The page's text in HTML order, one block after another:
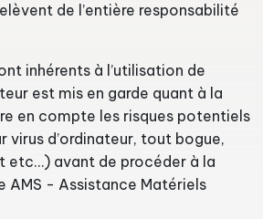
de l’entière responsabilité
inhérents à l’utilisation de
est mis en garde quant à la
en compte les risques potentiels
d’ordinateur, tout bogue,
etc…) avant de procéder à la
AMS - Assistance Matériels